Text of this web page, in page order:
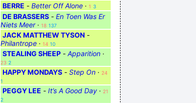
BERRE - Better Off Alone · 1 3
DE BRASSERS - En Toen Was Er
Niets Meer· 18 137
JACK MATTHEW TYSON -
Philantrope · 14 10
STEALING SHEEP - Apparition ·
23 2
HAPPY MONDAYS - Step On · 24
1
PEGGY LEE - It’s A Good Day · 21
2